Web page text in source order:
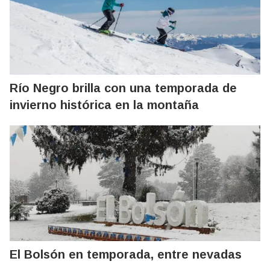
Río Negro brilla con una temporada de
invierno histórica en la montaña
El Bolsón en temporada, entre nevadas